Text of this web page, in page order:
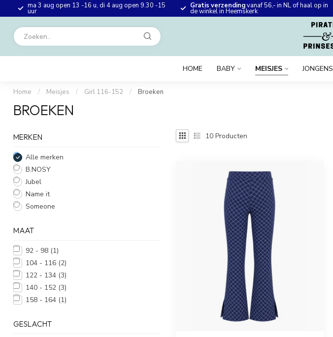
ma 3 aug open 13 -16 u, di 4 aug open 9.30 -15
uur
Gratis verzendingvanaf 56,- in NL of haal op in
de winkel in Heemskerk
HOME BABY MEISJES JONGENS
Home / Meisjes / Girl 116-152 / Broeken
BROEKEN
MERKEN
Alle merken
B.NOSY
Jubel
Name it
Someone
MAAT
92 - 98 (1)
104 - 116 (2)
122 - 134 (3)
140 - 152 (3)
158 - 164 (1)
GESLACHT
10 Producten